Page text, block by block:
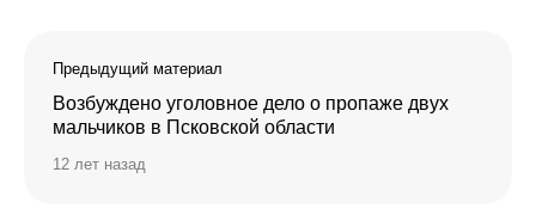
Предыдущий материал
Возбуждено уголовное дело о пропаже двух
мальчиков в Псковской области
12 лет назад